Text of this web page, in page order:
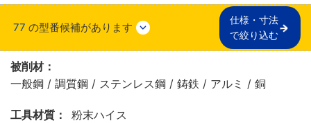
77 の型番候補があります
仕様・寸法
で絞り込む
被削材：
一般鋼 / 調質鋼 / ステンレス鋼 / 鋳鉄 / アルミ / 銅
工具材質： 粉末ハイス